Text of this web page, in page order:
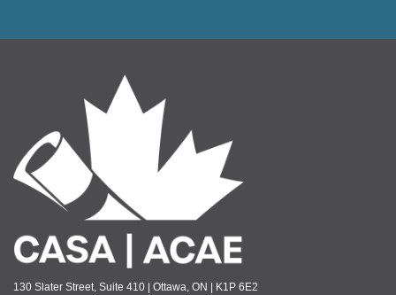
130 Slater Street, Suite 410 | Ottawa, ON | K1P 6E2